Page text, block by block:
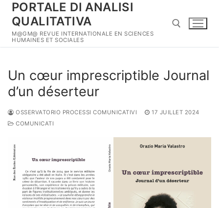
Aller
contenu
PORTALE DI ANALISI
QUALITATIVA
M@GM@ REVUE INTERNATIONALE EN SCIENCES
HUMAINES ET SOCIALES
Un cœur imprescriptible Journal
d’un déserteur
OSSERVATORIO PROCESSI COMUNICATIVI
17 JUILLET 2024
COMUNICATI